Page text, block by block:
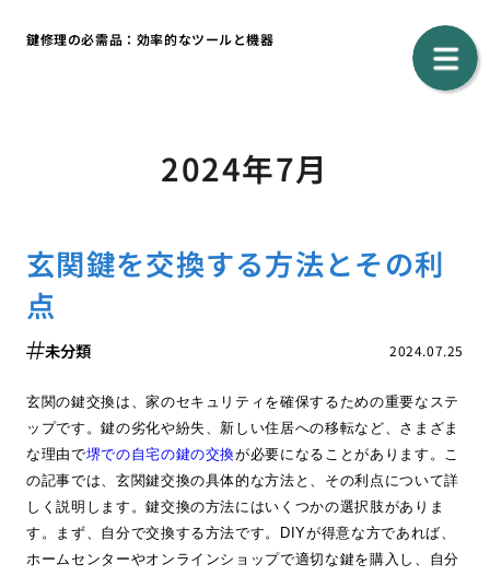
鍵修理の必需品：効率的なツールと機器
2024年7月
玄関鍵を交換する方法とその利
点
2024.07.25
未分類
玄関の鍵交換は、家のセキュリティを確保するための重要なステ
ップです。鍵の劣化や紛失、新しい住居への移転など、さまざま
な理由で堺での自宅の鍵の交換が必要になることがあります。こ
の記事では、玄関鍵交換の具体的な方法と、その利点について詳
しく説明します。鍵交換の方法にはいくつかの選択肢がありま
す。まず、自分で交換する方法です。DIYが得意な方であれば、
ホームセンターやオンラインショップで適切な鍵を購入し、自分